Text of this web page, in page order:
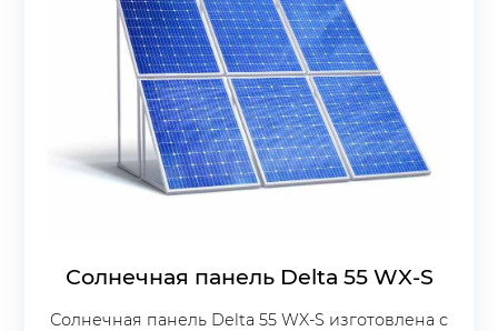
Солнечная панель Delta 55 WX-S
Солнечная панель Delta 55 WX-S изготовлена с